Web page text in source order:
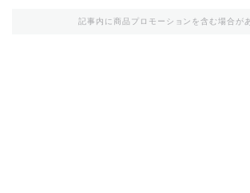
記事内に商品プロモーションを含む場合が